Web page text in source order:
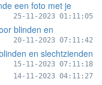
een foto met je
25-11-2023 01:11:05
blinden en
20-11-2023 07:11:42
en slechtzienden
15-11-2023 07:11:18
14-11-2023 04:11:27